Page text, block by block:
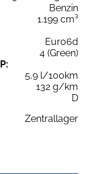
Benzin
1.199 cm³
Euro6d
4 (Green)
5,9 l/100km
132 g/km
D
Zentrallager